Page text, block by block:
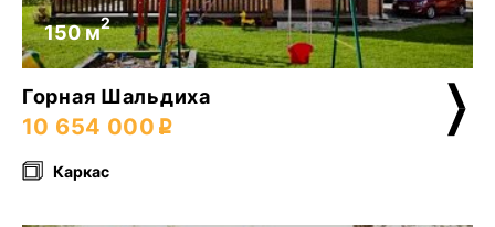
150 м2
Горная Шальдиха
10 654 000
Каркас